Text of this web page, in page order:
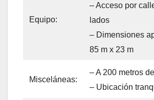
Equipo:
– Acceso por
lados
– Dimensiones
85 m x 23 m
Misceláneas:
– A 200 metros
– Ubicación